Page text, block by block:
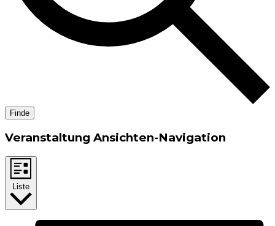
Finde
Veranstaltung Ansichten-Navigation
Liste